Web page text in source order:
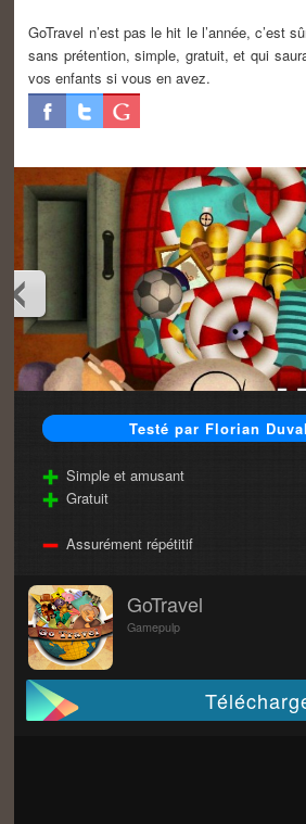
GoTravel n’est pas le hit le l’année, c’est
sans prétention, simple, gratuit, et qui
vos enfants si vous en avez.
Testé par Florian
Simple et amusant
Gratuit
Assurément répétitif
GoTravel
Gamepulp